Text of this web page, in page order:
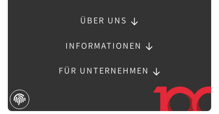
ÜBER UNS
INFORMATIONEN
FÜR UNTERNEHMEN